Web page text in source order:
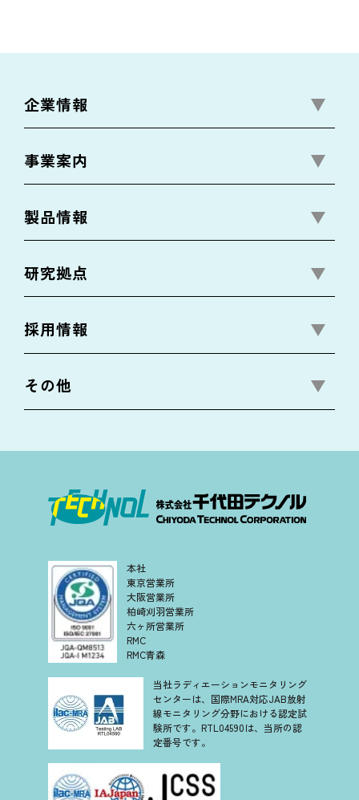
企業情報
事業案内
製品情報
研究拠点
採用情報
その他
本社
東京営業所
大阪営業所
柏崎刈羽営業所
六ヶ所営業所
RMC
RMC青森
当社ラディエーションモニタリング
センターは、国際MRA対応JAB放射
線モニタリング分野における認定試
験所です。RTL04590は、当所の認
定番号です。